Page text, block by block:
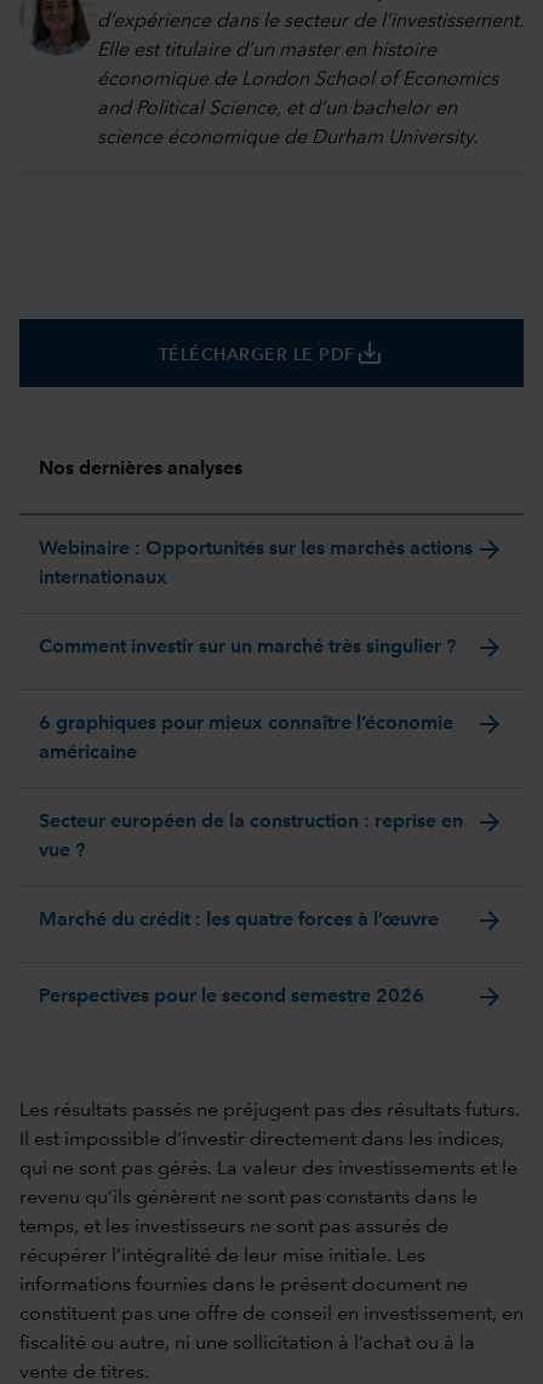
d’expérience dans le secteur de l’investissement.
Elle est titulaire d’un master en histoire
économique de London School of Economics
and Political Science, et d’un bachelor en
science économique de Durham University.
TÉLÉCHARGER LE PDF save_alt
Nos dernières analyses
Webinaire : Opportunités sur les marchés actions
internationaux
arrow_forward
Comment investir sur un marché très singulier ? arrow_forward
6 graphiques pour mieux connaître l’économie
américaine
arrow_forward
Secteur européen de la construction : reprise en
vue ?
arrow_forward
Marché du crédit : les quatre forces à l’œuvre arrow_forward
Perspectives pour le second semestre 2026 arrow_forward
Les résultats passés ne préjugent pas des résultats futurs.
Il est impossible d’investir directement dans les indices,
qui ne sont pas gérés. La valeur des investissements et le
revenu qu’ils génèrent ne sont pas constants dans le
temps, et les investisseurs ne sont pas assurés de
récupérer l’intégralité de leur mise initiale. Les
informations fournies dans le présent document ne
constituent pas une offre de conseil en investissement, en
fiscalité ou autre, ni une sollicitation à l’achat ou à la
vente de titres.